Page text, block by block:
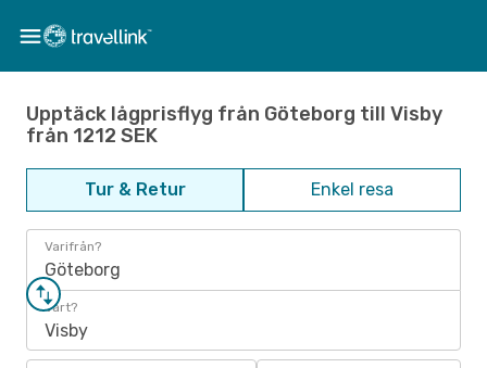
Upptäck lågprisflyg från Göteborg till Visby
från 1212 SEK
Tur & Retur Enkel resa
Varifrån?
Göteborg
Vart?
Visby